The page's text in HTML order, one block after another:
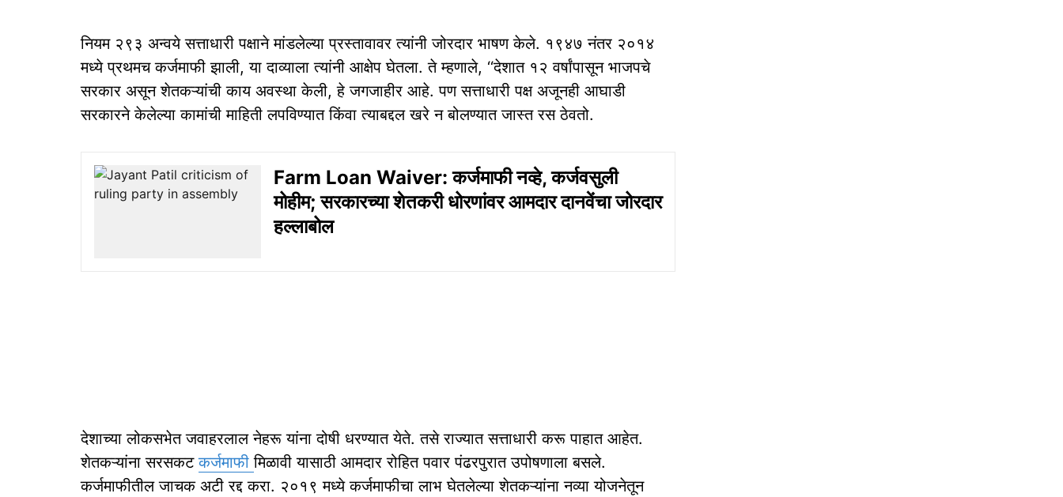
नियम २९३ अन्वये सत्ताधारी पक्षाने मांडलेल्या प्रस्तावावर त्यांनी जोरदार भाषण केले. १९४७ नंतर २०१४
मध्ये प्रथमच कर्जमाफी झाली, या दाव्याला त्यांनी आक्षेप घेतला. ते म्हणाले, ‘‘देशात १२ वर्षांपासून भाजपचे
सरकार असून शेतकऱ्यांची काय अवस्था केली, हे जगजाहीर आहे. पण सत्ताधारी पक्ष अजूनही आघाडी
सरकारने केलेल्या कामांची माहिती लपविण्यात किंवा त्याबद्दल खरे न बोलण्यात जास्त रस ठेवतो.
Farm Loan Waiver: कर्जमाफी नव्हे, कर्जवसुली
मोहीम; सरकारच्या शेतकरी धोरणांवर आमदार दानवेंचा जोरदार
हल्लाबोल
देशाच्या लोकसभेत जवाहरलाल नेहरू यांना दोषी धरण्यात येते. तसे राज्यात सत्ताधारी करू पाहात आहेत.
शेतकऱ्यांना सरसकटकर्जमाफीमिळावी यासाठी आमदार रोहित पवार पंढरपुरात उपोषणाला बसले.
कर्जमाफीतील जाचक अटी रद्द करा. २०१९ मध्ये कर्जमाफीचा लाभ घेतलेल्या शेतकऱ्यांना नव्या योजनेतून